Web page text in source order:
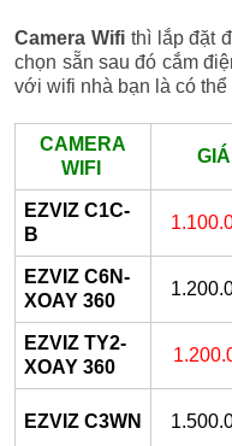
Camera Wifi thì lắp đặt
chọn sẵn sau đó cắm
với wifi nhà bạn là có
CAMERA
WIFI
GIÁ
EZVIZ C1C-
B
EZVIZ C6N-
XOAY 360
EZVIZ TY2-
XOAY 360
EZVIZ C3WN